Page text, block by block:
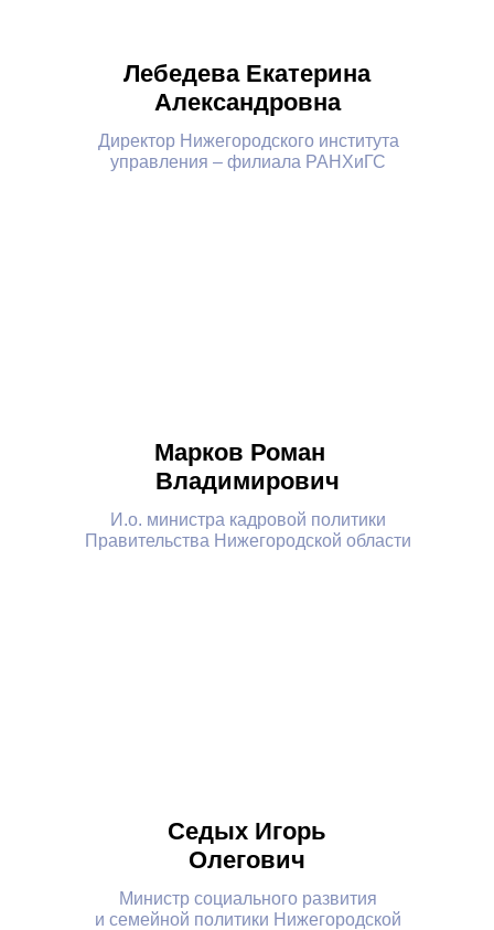
Лебедева Екатерина
Александровна
Директор Нижегородского института
управления – филиала РАНХиГС
Седых Игорь
Олегович
Министр социального развития
и семейной политики Нижегородской
Марков Роман
Владимирович
И.о. министра кадровой политики
Правительства Нижегородской области